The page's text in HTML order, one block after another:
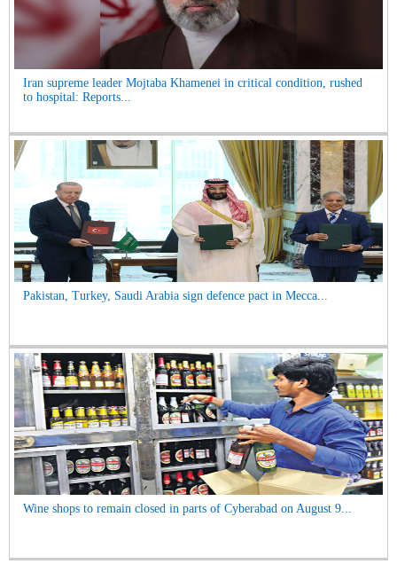
Iran supreme leader Mojtaba Khamenei in critical condition, rushed
to hospital: Reports...
Pakistan, Turkey, Saudi Arabia sign defence pact in Mecca...
Wine shops to remain closed in parts of Cyberabad on August 9...